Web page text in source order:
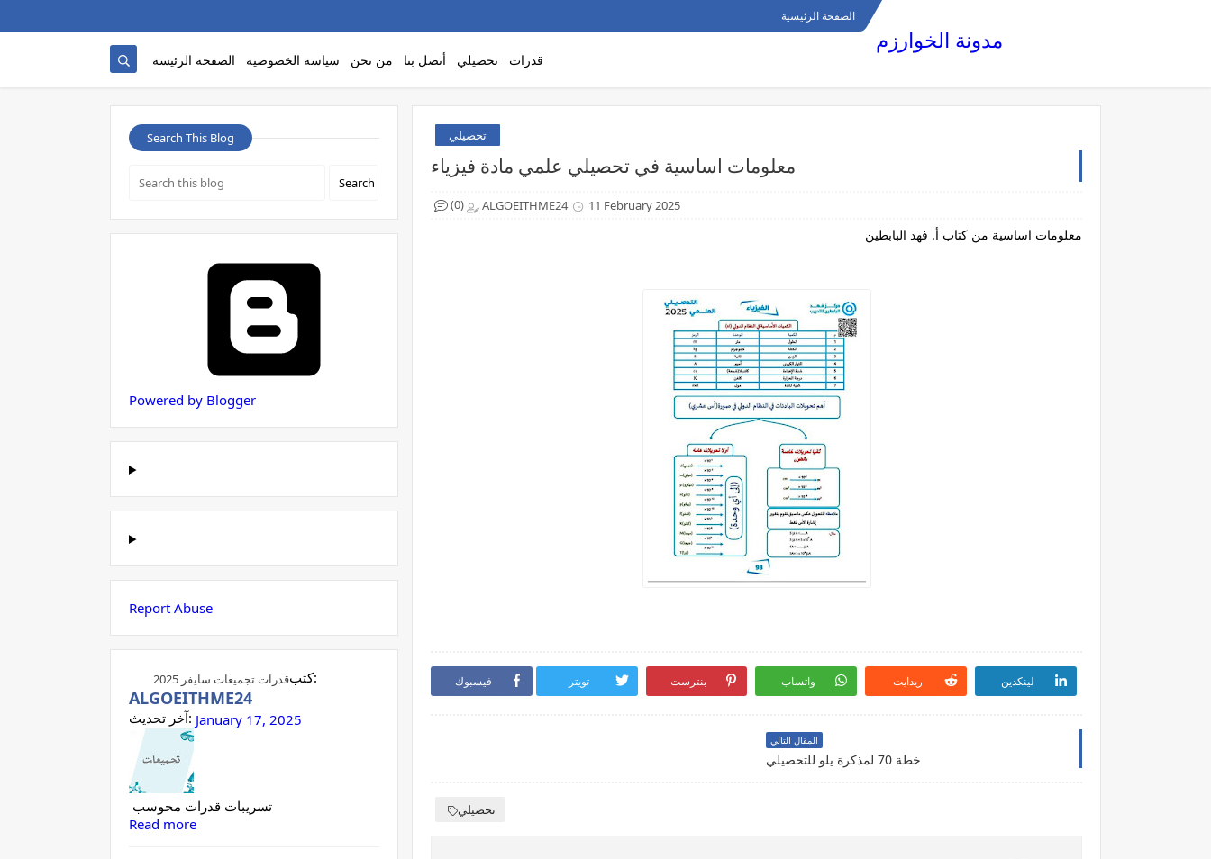
الصفحة الرئيسية
مدونة الخوارزم
الصفحة الرئيسة سياسة الخصوصية من نحن أتصل بنا تحصيلي قدرات
تحصيلي
معلومات اساسية في تحصيلي علمي مادة فيزياء
ALGOEITHME24 11 February 2025
(0)
معلومات اساسية من كتاب أ. فهد البابطين
فيسبوك تويتر بنترست واتساب ريدايت لينكدين
المقال التالي
خطة 70 لمذكرة يلو للتحصيلي
تحصيلي
Search This Blog
Powered by Blogger
Report Abuse
قدرات تجميعات سايفر 2025 كتب:
ALGOEITHME24
آخر تحديث: January 17, 2025
Read more